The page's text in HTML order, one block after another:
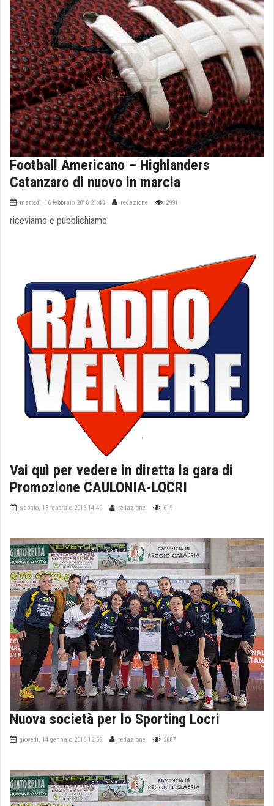
Football Americano – Highlanders
Catanzaro di nuovo in marcia
martedì, 16 febbraio 2016 21:43 redazione 2991
riceviamo e pubblichiamo
Vai quì per vedere in diretta la gara di
Promozione CAULONIA-LOCRI
sabato, 13 febbraio 2016 14:49 redazione 619
Nuova società per lo Sporting Locri
giovedì, 14 gennaio 2016 12:59 redazione 2687